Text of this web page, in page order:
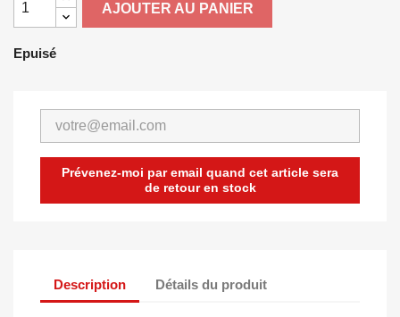
AJOUTER AU PANIER
Epuisé
Prévenez-moi par email quand cet article sera
de retour en stock
Description Détails du produit